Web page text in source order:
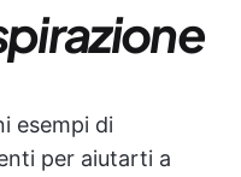
esempi di
per aiutarti a